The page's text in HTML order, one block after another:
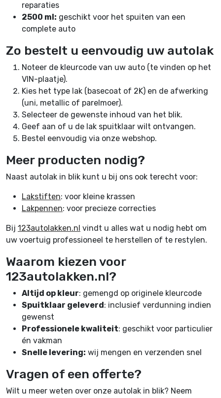
reparaties
2500 ml: geschikt voor het spuiten van een
complete auto
Zo bestelt u eenvoudig uw autolak
Noteer de kleurcode van uw auto (te vinden op het
VIN-plaatje).
Kies het type lak (basecoat of 2K) en de afwerking
(uni, metallic of parelmoer).
Selecteer de gewenste inhoud van het blik.
Geef aan of u de lak spuitklaar wilt ontvangen.
Bestel eenvoudig via onze webshop.
Meer producten nodig?
Naast autolak in blik kunt u bij ons ook terecht voor:
Lakstiften: voor kleine krassen
Lakpennen: voor precieze correcties
Bij 123autolakken.nl vindt u alles wat u nodig hebt om
uw voertuig professioneel te herstellen of te restylen.
Waarom kiezen voor
123autolakken.nl?
Altijd op kleur: gemengd op originele kleurcode
Spuitklaar geleverd : inclusief verdunning indien
gewenst
Professionele kwaliteit: geschikt voor particulier
én vakman
Snelle levering: wij mengen en verzenden snel
Vragen of een offerte?
Wilt u meer weten over onze autolak in blik? Neem